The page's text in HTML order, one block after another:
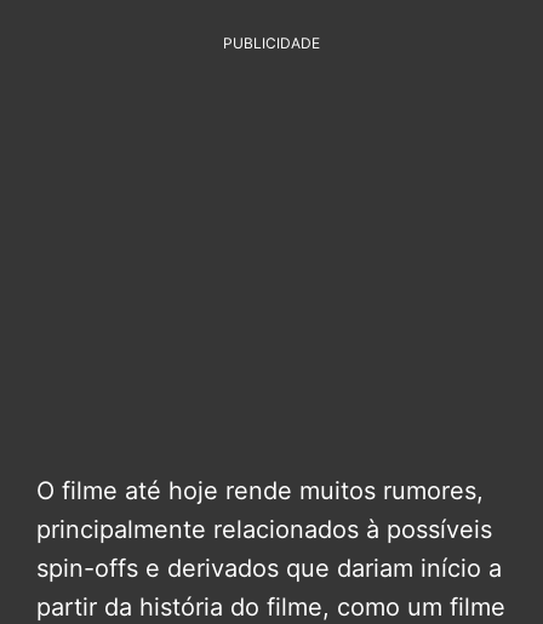
PUBLICIDADE
O filme até hoje rende muitos rumores,
principalmente relacionados à possíveis
spin-offs e derivados que dariam início a
partir da história do filme, como um filme